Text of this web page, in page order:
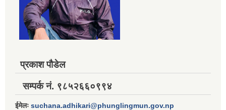
प्रकाश पौडेल
सम्पर्क नं. ९८५२६६०९९४
ईमेलः suchana.adhikari@phunglingmun.gov.np